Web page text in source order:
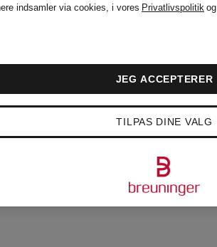
indsamler via cookies, i vores Privatlivspolitik og
TILPAS DINE VALG
JEG ACCEPTERER